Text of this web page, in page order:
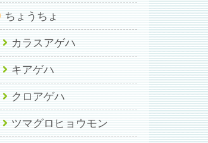
ちょうちょ
カラスアゲハ
キアゲハ
クロアゲハ
ツマグロヒョウモン